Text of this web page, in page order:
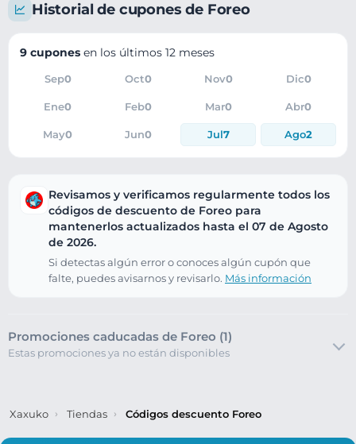
Historial de cupones de Foreo
9 cupones en los últimos 12 meses
Sep0 Oct0 Nov0 Dic0
Ene0 Feb0 Mar0 Abr0
May0 Jun0 Jul7 Ago2
Revisamos y verificamos regularmente todos los
códigos de descuento de Foreo para
mantenerlos actualizados hasta el 07 de Agosto
de 2026.
Si detectas algún error o conoces algún cupón que
falte, puedes avisarnos y revisarlo. Más información
Promociones caducadas de Foreo (1)
Estas promociones ya no están disponibles
Xaxuko Tiendas Códigos descuento Foreo